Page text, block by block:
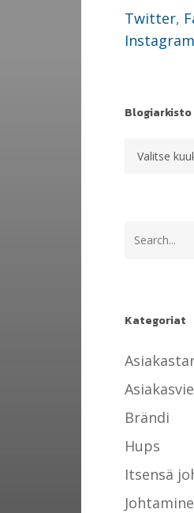
Twitter,
Instagram
Blogiarkisto
Kategoriat
Brändi
Hups
Itsensä